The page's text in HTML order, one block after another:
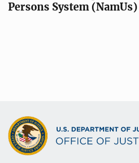
Persons System (NamUs)